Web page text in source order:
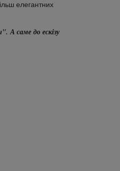
елегантних
А саме до ескізу